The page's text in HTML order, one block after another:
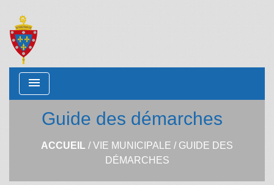
menu
Guide des démarches
ACCUEIL /VIE MUNICIPALE / GUIDE DES
DÉMARCHES